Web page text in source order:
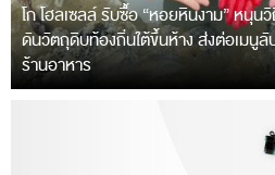
โก โฮลเซลล์ รับซื้อ “หอยหินงาม” หนุ
ดันวัตถุดิบท้องถิ่นใต้ขึ้นห้าง ส่งต่อเมนู
ร้านอาหาร